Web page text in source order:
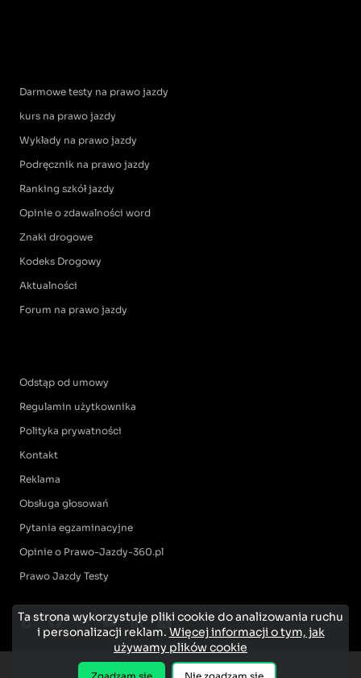
Darmowe testy na prawo jazdy
kurs na prawo jazdy
Wykłady na prawo jazdy
Podręcznik na prawo jazdy
Ranking szkół jazdy
Opinie o zdawalności word
Znaki drogowe
Kodeks Drogowy
Aktualności
Forum na prawo jazdy
Odstąp od umowy
Regulamin użytkownika
Polityka prywatności
Kontakt
Reklama
Obsługa głosowań
Pytania egzaminacyjne
Opinie o Prawo-Jazdy-360.pl
Prawo Jazdy Testy
Ta strona wykorzystuje pliki cookie do analizowania ruchu
i personalizacji reklam. Więcej informacji o tym, jak
używamy plików cookie